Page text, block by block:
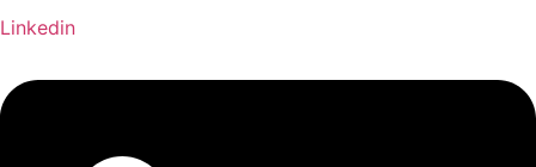
Linkedin